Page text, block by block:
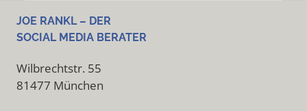
JOE RANKL – DER
SOCIAL MEDIA BERATER
Wilbrechtstr. 55
81477 München